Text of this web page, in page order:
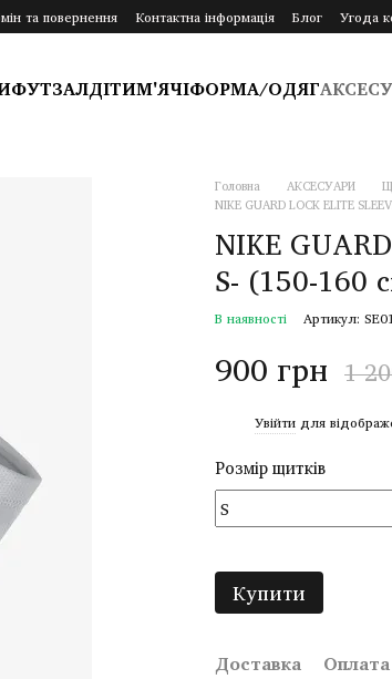
та повернення Контактна інформація Блог Угода
ФУТЗАЛДІТИМ'ЯЧІФОРМА/ОДЯГ
Головна АКСЕСУАРИ
NIKE GUARD LOCK ELITE
NIKE
S- (150-160
В наявності Артикул:
900 грн 1
Увійти для
Розмір щитків
Купити
Доставка Оплата